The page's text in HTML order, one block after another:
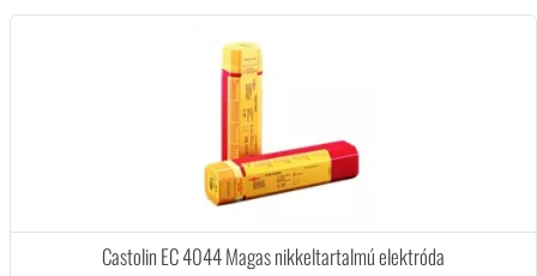
Castolin EC 4044 Magas nikkeltartalmú elektróda